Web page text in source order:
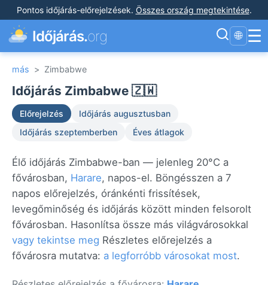
Pontos időjárás-előrejelzések. Összes ország megtekintése.
Időjárás.org 🌐 ☰
más > Zimbabwe
Időjárás Zimbabwe 🇿🇼
Előrejelzés
Időjárás augusztusban
Időjárás szeptemberben
Éves átlagok
Élő időjárás Zimbabwe-ban — jelenleg 20°C a
fővárosban, Harare, napos-el. Böngésszen a 7
napos előrejelzés, óránkénti frissítések,
levegőminőség és időjárás között minden felsorolt
fővárosban. Hasonlítsa össze más világvárosokkal
vagy tekintse meg Részletes előrejelzés a
fővárosra mutatva: a legforróbb városokat most.